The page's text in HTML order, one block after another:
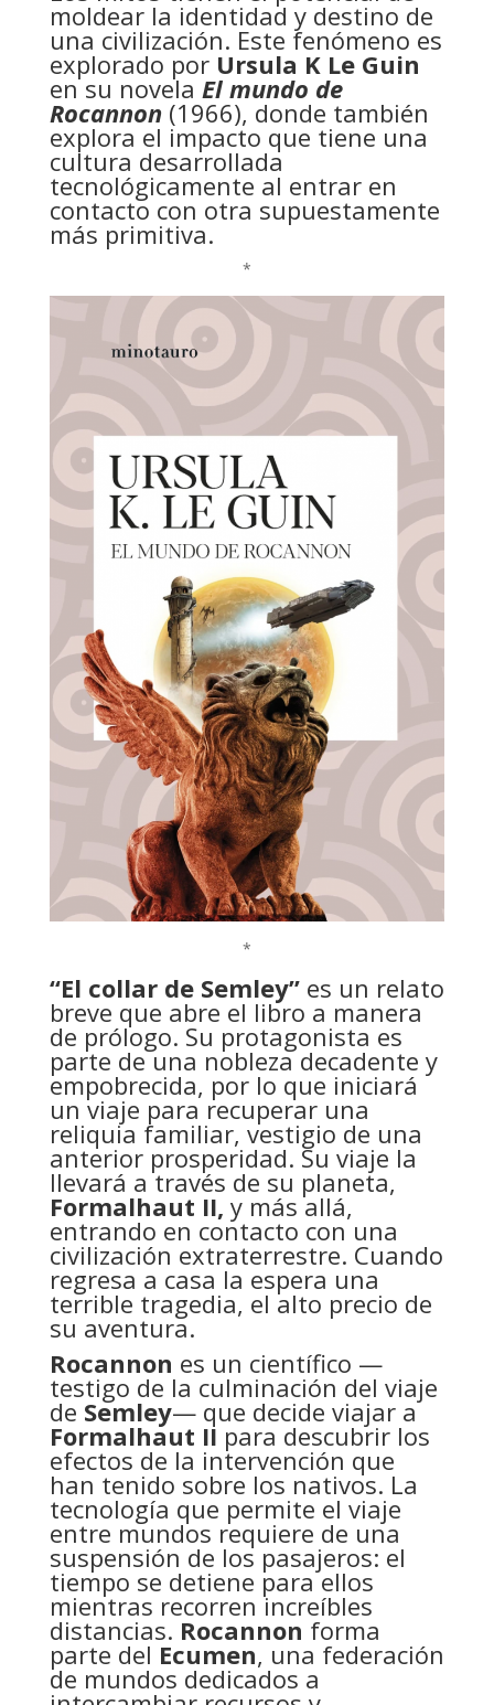
moldear la identidad y destino de
una civilización. Este fenómeno es
explorado por Ursula K Le Guin
en su novela El mundo de
Rocannon(1966), donde también
explora el impacto que tiene una
cultura desarrollada
tecnológicamente al entrar en
contacto con otra supuestamente
más primitiva.
*
*
“El collar de Semley”es un relato
breve que abre el libro a manera
de prólogo. Su protagonista es
parte de una nobleza decadente y
empobrecida, por lo que iniciará
un viaje para recuperar una
reliquia familiar, vestigio de una
anterior prosperidad. Su viaje la
llevará a través de su planeta,
Formalhaut II, y más allá,
entrando en contacto con una
civilización extraterrestre. Cuando
regresa a casa la espera una
terrible tragedia, el alto precio de
su aventura.
Rocannon es un científico —
testigo de la culminación del viaje
de Semley— que decide viajar a
Formalhaut II para descubrir los
efectos de la intervención que
han tenido sobre los nativos. La
tecnología que permite el viaje
entre mundos requiere de una
suspensión de los pasajeros: el
tiempo se detiene para ellos
mientras recorren increíbles
distancias. Rocannon forma
parte del Ecumen, una federación
de mundos dedicados a